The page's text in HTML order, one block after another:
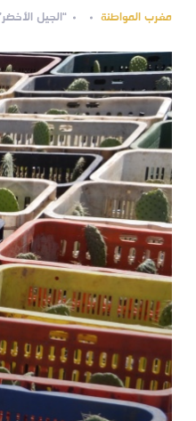
مغرب المواطنة “الجيل الأخضر”.. إطلاق مشروع